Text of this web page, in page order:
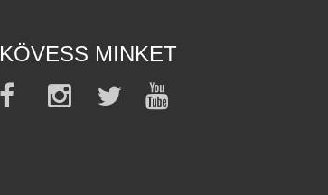
KÖVESS MINKET